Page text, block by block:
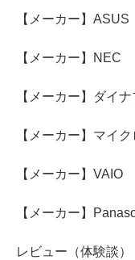
【メーカー】ASUS
【メーカー】NEC
【メーカー】ダイナ
【メーカー】マイク
【メーカー】VAIO
【メーカー】
レビュー（体験談）